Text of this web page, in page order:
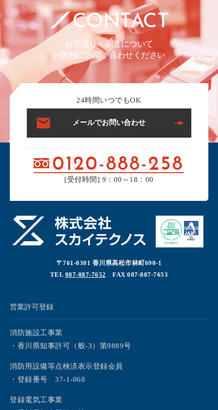
CONTACT
お見積り・調査について
お気軽にお問い合わせください
24時間いつでもOK
メールでお問い合わせ
0120-888-258
[受付時間] 9：00～18：00
〒761-0301 香川県高松市林町690-1
TEL 087-887-7652 FAX 087-887-7653
営業許可登録
消防施設工事業
・香川県知事許可（般-3）第9889号
消防用設備等点検済表示登録会員
・登録番号 37-1-068
登録電気工事業